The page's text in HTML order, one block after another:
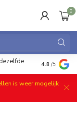
0
Gratis
4.8 /5
is weer mogelijk